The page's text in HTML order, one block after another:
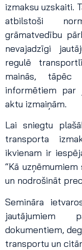
izmaksu uzskaiti.
atbilstoši
grāmatvedību
nevajadzīgi
regulē
mainās,
informētiem par
aktu izmaiņām.
Lai sniegtu
transporta
ikvienam ir
“Kā
un nodrošināt
Semināra
jautājumiem
dokumentiem,
transportu un